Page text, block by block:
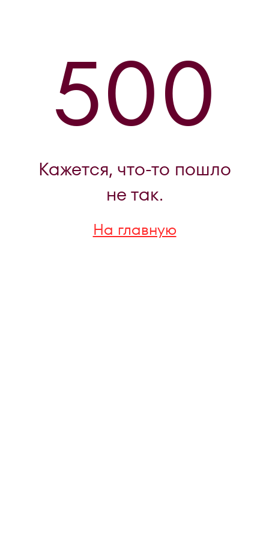
500
Кажется, что-то пошло
не так.
На главную